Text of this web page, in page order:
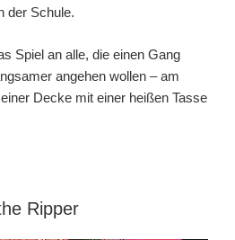
der Schule.
Spiel an alle, die einen Gang
angehen wollen – am
Decke mit einer heißen Tasse
Ripper